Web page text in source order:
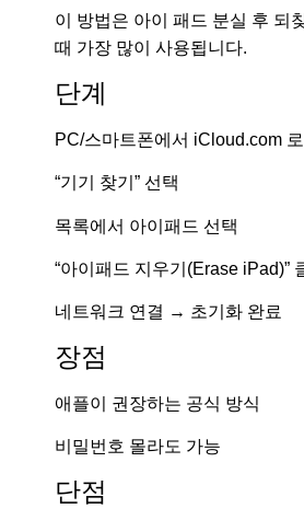
이 방법은 아이 패드 분실 후 되
때 가장 많이 사용됩니다.
단계
PC/스마트폰에서 iCloud.com
“기기 찾기” 선택
목록에서 아이패드 선택
“아이패드 지우기(Erase iPad)”
네트워크 연결 → 초기화 완료
장점
애플이 권장하는 공식 방식
비밀번호 몰라도 가능
단점